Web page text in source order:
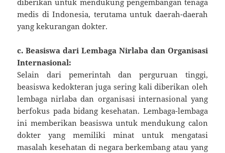
medis di Indonesia, terutama untuk daerah-daerah
yang kekurangan dokter.
c. Beasiswa dari Lembaga Nirlaba dan Organisasi
Internasional:
Selain dari pemerintah dan perguruan tinggi,
beasiswa kedokteran juga sering kali diberikan oleh
lembaga nirlaba dan organisasi internasional yang
berfokus pada bidang kesehatan. Lembaga-lembaga
ini memberikan beasiswa untuk mendukung calon
dokter yang memiliki minat untuk mengatasi
masalah kesehatan di negara berkembang atau yang